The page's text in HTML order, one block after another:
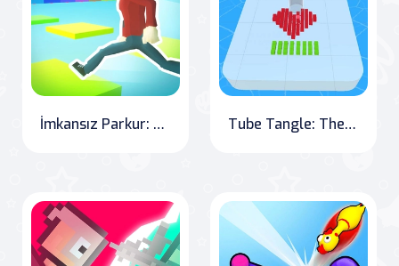
İmkansız Parkur: Online Oyunların Zorlu Meydan Okumalarına Hazır mısın? Tube Tangle: The Ultimate Water Sorting Challenge